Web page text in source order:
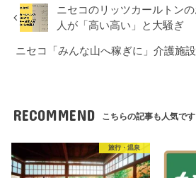
ニセコのリッツカールトン
人が「高い高い」と大騒ぎ
ニセコ「みんな山へ稼ぎに」介護施
RECOMMEND こちらの記事も人気です
旅行・温泉